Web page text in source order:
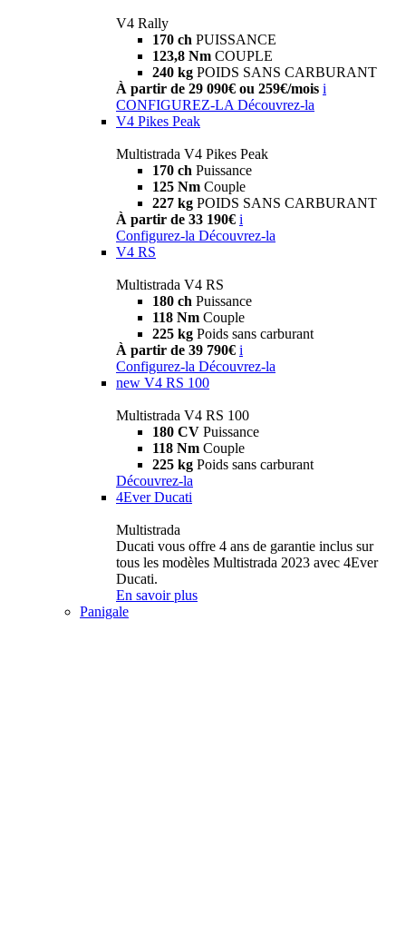
V4 Rally
170 ch PUISSANCE
123,8 Nm COUPLE
240 kg POIDS SANS CARBURANT
À partir de 29 090€ ou 259€/mois i
CONFIGUREZ-LA Découvrez-la
V4 Pikes Peak
Multistrada V4 Pikes Peak
170 ch Puissance
125 Nm Couple
227 kg POIDS SANS CARBURANT
À partir de 33 190€ i
Configurez-la Découvrez-la
V4 RS
Multistrada V4 RS
180 ch Puissance
118 Nm Couple
225 kg Poids sans carburant
À partir de 39 790€ i
Configurez-la Découvrez-la
new V4 RS 100
Multistrada V4 RS 100
180 CV Puissance
118 Nm Couple
225 kg Poids sans carburant
Découvrez-la
4Ever Ducati
Multistrada
Ducati vous offre 4 ans de garantie inclus sur
tous les modèles Multistrada 2023 avec 4Ever
Ducati.
En savoir plus
Panigale